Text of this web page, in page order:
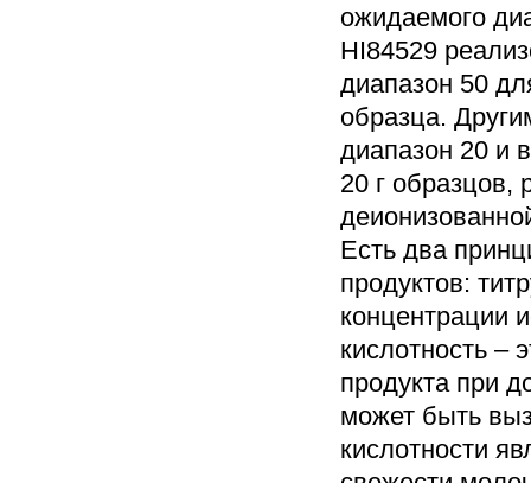
ожидаемого
HI84529
диапазон 50
образца.
диапазон 20 и
20 г образцов,
Есть два
продуктов:
концентрации
кислотность –
продукта при
может быть
кислотности